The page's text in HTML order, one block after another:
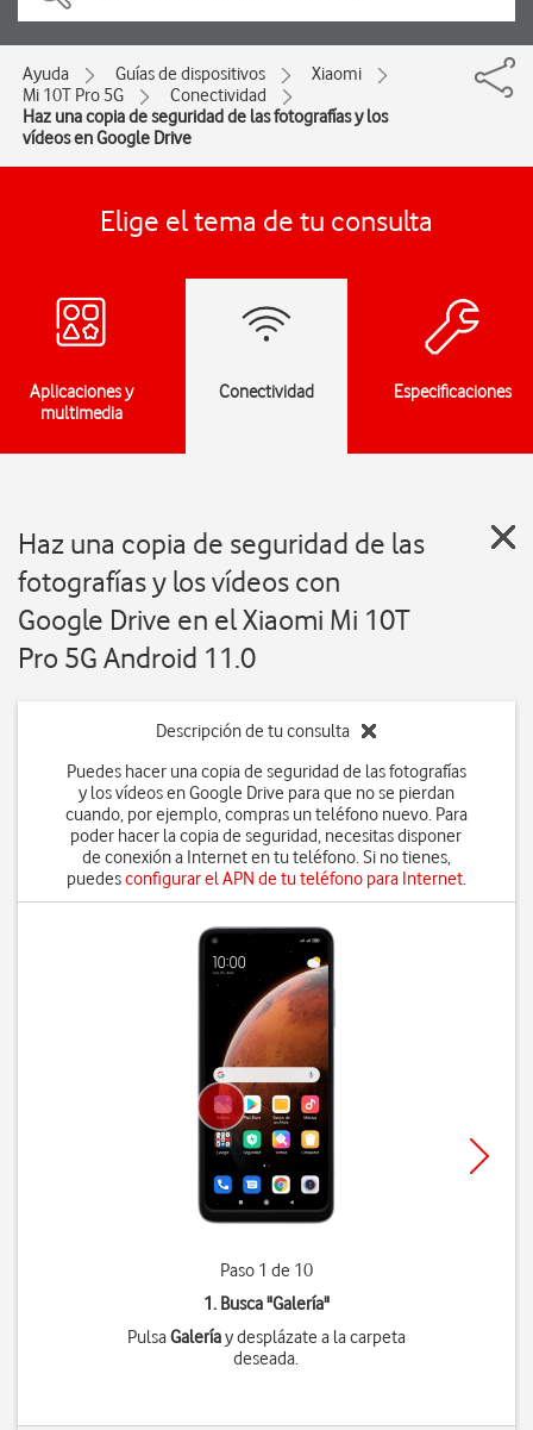
Ayuda Guías de dispositivos
Xiaomi
Mi 10T Pro 5G
Conectividad
Haz una copia de seguridad de las fotografías y los
vídeos en Google Drive
Elige el tema de tu consulta
Aplicaciones y
multimedia
Conectividad Especificaciones
Haz una copia de seguridad de las
fotografías y los vídeos con
Google Drive en el Xiaomi Mi 10T
Pro 5G Android 11.0
Descripción de tu consulta
Puedes hacer una copia de seguridad de las fotografías
y los vídeos en Google Drive para que no se pierdan
cuando, por ejemplo, compras un teléfono nuevo. Para
poder hacer la copia de seguridad, necesitas disponer
de conexión a Internet en tu teléfono. Si no tienes,
puedesconfigurar el APN de tu teléfono para Internet.
Paso 1 de 10
1. Busca "Galería"
PulsaGaleríay desplázate a la carpeta
deseada.